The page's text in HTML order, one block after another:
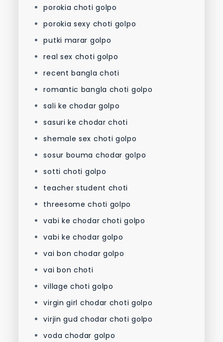
porokia choti golpo
porokia sexy choti golpo
putki marar golpo
real sex choti golpo
recent bangla choti
romantic bangla choti golpo
sali ke chodar golpo
sasuri ke chodar choti
shemale sex choti golpo
sosur bouma chodar golpo
sotti choti golpo
teacher student choti
threesome choti golpo
vabi ke chodar choti golpo
vabi ke chodar golpo
vai bon chodar golpo
vai bon choti
village choti golpo
virgin girl chodar choti golpo
virjin gud chodar choti golpo
voda chodar golpo